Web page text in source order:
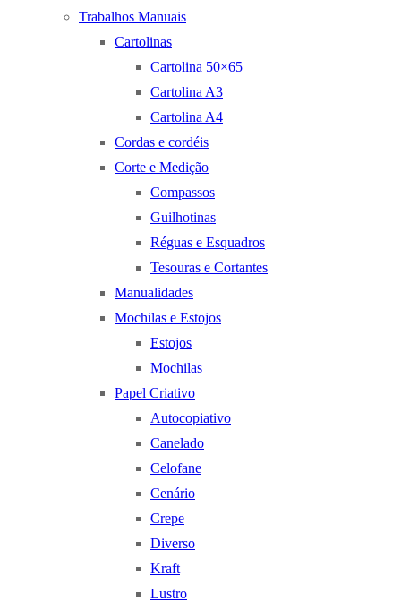
Trabalhos Manuais
Cartolinas
Cartolina 50×65
Cartolina A3
Cartolina A4
Cordas e cordéis
Corte e Medição
Compassos
Guilhotinas
Réguas e Esquadros
Tesouras e Cortantes
Manualidades
Mochilas e Estojos
Estojos
Mochilas
Papel Criativo
Autocopiativo
Canelado
Celofane
Cenário
Crepe
Diverso
Kraft
Lustro